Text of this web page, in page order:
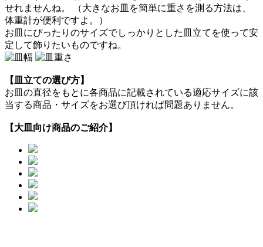
せれませんね。 （大きなお皿を簡単に重さを測る方法は、
体重計が便利ですよ。）
お皿にぴったりのサイズでしっかりとした皿立てを使って安
定して飾りたいものですね。
【皿立ての選び方】
お皿の直径をもとに各商品に記載されている適応サイズに該
当する商品・サイズをお選び頂ければ問題ありません。
【大皿向け商品のご紹介】